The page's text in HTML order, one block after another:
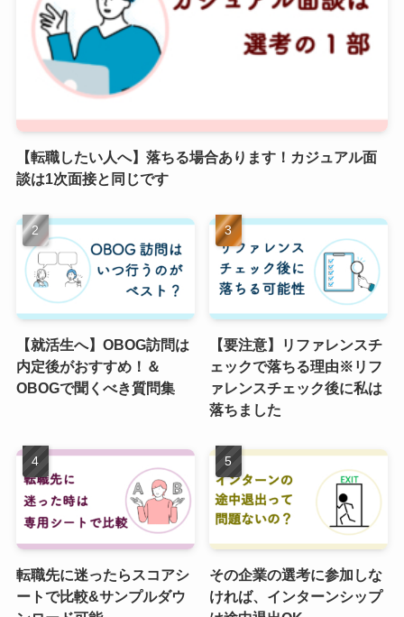
【転職したい人へ】落ちる場合あります！カジュアル面
談は1次面接と同じです
【就活生へ】OBOG訪問は
内定後がおすすめ！＆
OBOGで聞くべき質問集
【要注意】リファレンスチ
ェックで落ちる理由※リフ
ァレンスチェック後に私は
落ちました
転職先に迷ったらスコアシ
ートで比較&サンプルダウ
その企業の選考に参加しな
ければ、インターンシップ